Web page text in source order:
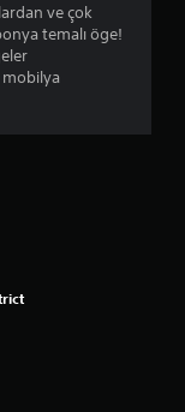
ve çok
temalı öge!
mobilya